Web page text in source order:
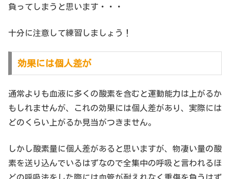
負ってしまうと思います・・・
十分に注意して練習しましょう！
効果には個人差が
通常よりも血液に多くの酸素を含むと運動能力は上がるか
もしれませんが、これの効果には個人差があり、実際には
どのくらい上がるか見当がつきません。
しかし酸素量に個人差があると思いますが、物凄い量の酸
素を送り込んでいるはずなので全集中の呼吸と言われるほ
どの呼吸法をした際には血管が耐えれなく重傷を負うはず